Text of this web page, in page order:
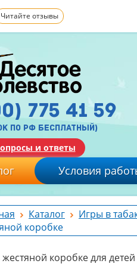
Читайте отзывы
775 41 59
по рф бесплатный)
и ответы
Условия
Каталог Игры в
коробке